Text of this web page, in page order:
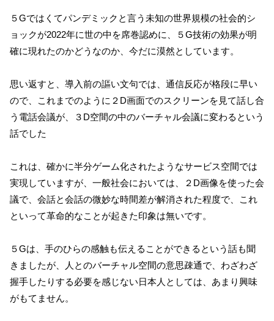
５Gではくてパンデミックと言う未知の世界規模の社会的シ
ョックが2022年に世の中を席巻認めに、５G技術の効果が明
確に現れたのかどうなのか、今だに漠然としています。
思い返すと、導入前の謳い文句では、通信反応が格段に早い
ので、これまでのように２D画面でのスクリーンを見て話し合
う電話会議が、３D空間の中のバーチャル会議に変わるという
話でした
これは、確かに半分ゲーム化されたようなサービス空間では
実現していますが、一般社会においては、２D画像を使った会
議で、会話と会話の微妙な時間差が解消された程度で、これ
といって革命的なことが起きた印象は無いです。
５Gは、手のひらの感触も伝えることができるという話も聞
きましたが、人とのバーチャル空間の意思疎通で、わざわざ
握手したりする必要を感じない日本人としては、あまり興味
がもてません。